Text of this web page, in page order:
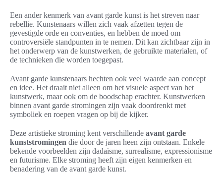
Een ander kenmerk van avant garde kunst is het streven naar
rebellie. Kunstenaars willen zich vaak afzetten tegen de
gevestigde orde en conventies, en hebben de moed om
controversiële standpunten in te nemen. Dit kan zichtbaar zijn in
het onderwerp van de kunstwerken, de gebruikte materialen, of
de technieken die worden toegepast.
Avant garde kunstenaars hechten ook veel waarde aan concept
en idee. Het draait niet alleen om het visuele aspect van het
kunstwerk, maar ook om de boodschap erachter. Kunstwerken
binnen avant garde stromingen zijn vaak doordrenkt met
symboliek en roepen vragen op bij de kijker.
Deze artistieke stroming kent verschillende avant garde
kunststromingen die door de jaren heen zijn ontstaan. Enkele
bekende voorbeelden zijn dadaïsme, surrealisme, expressionisme
en futurisme. Elke stroming heeft zijn eigen kenmerken en
benadering van de avant garde kunst.